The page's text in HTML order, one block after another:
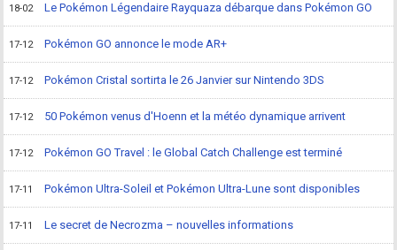
18-02 Le Pokémon Légendaire Rayquaza débarque dans Pokémon GO
17-12 Pokémon GO annonce le mode AR+
17-12 Pokémon Cristal sortirta le 26 Janvier sur Nintendo 3DS
17-12 50 Pokémon venus d'Hoenn et la météo dynamique arrivent
17-12 Pokémon GO Travel : le Global Catch Challenge est terminé
17-11 Pokémon Ultra-Soleil et Pokémon Ultra-Lune sont disponibles
17-11 Le secret de Necrozma – nouvelles informations